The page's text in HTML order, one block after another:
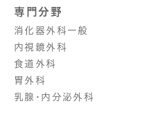
専門分野
消化器外科一般
内視鏡外科
食道外科
胃外科
乳腺･内分泌外科